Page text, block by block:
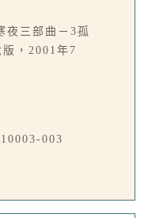
夜三部曲－3孤
，2001年7
003